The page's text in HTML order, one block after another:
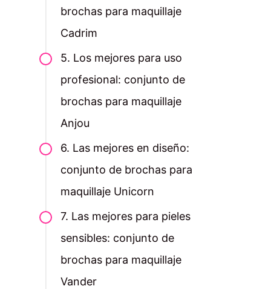
brochas para maquillaje
Cadrim
5. Los mejores para uso
profesional: conjunto de
brochas para maquillaje
Anjou
6. Las mejores en diseño:
conjunto de brochas para
maquillaje Unicorn
7. Las mejores para pieles
sensibles: conjunto de
brochas para maquillaje
Vander